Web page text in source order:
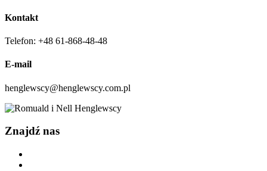
Kontakt
Telefon: +48 61-868-48-48
E-mail
henglewscy@henglewscy.com.pl
Znajdź nas